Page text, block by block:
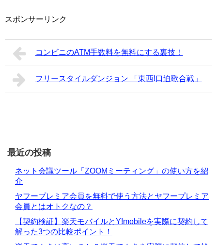
スポンサーリンク
コンビニのATM手数料を無料にする裏技！
フリースタイルダンジョン 「東西!口迫歌合戦」
最近の投稿
ネット会議ツール「ZOOMミーティング」の使い方を紹
介
ヤフープレミア会員を無料で使う方法とヤフープレミア
会員とはオトクなの？
【契約検証】楽天モバイルとY!mobileを実際に契約して
解った3つの比較ポイント！